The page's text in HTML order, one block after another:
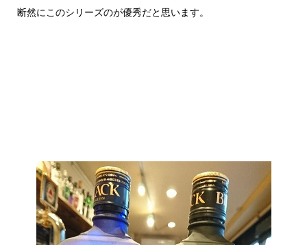
断然にこのシリーズのが優秀だと思います。